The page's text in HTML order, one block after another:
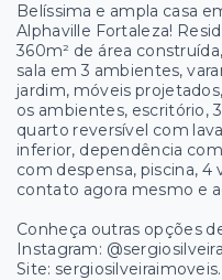
Belíssima e ampla casa
Alphaville Fortaleza!
360m² de área
sala em 3 ambientes,
jardim, móveis
os ambientes, escritório,
quarto reversível com
inferior, dependência
com despensa, piscina,
contato agora mesmo e
Conheça outras opções
Instagram:
Site: